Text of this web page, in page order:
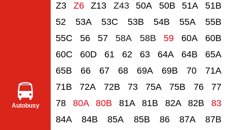
Autobusy
Z3 Z6 Z13 Z43 50A 50B 51A
51B
52
53A 53C 53B 54B 55A
55B
55C
56 57 58A 58B 59 60A
60B
60C
60D 61 62 63 64A 64B
65A
65B
66 67 68 69A 69B 70
71A
71B
72A 72B 73 75A 75B 76
77
78
80A 80B 81A 81B 82A 82B
83
84A
84B 85A 85B 86 87A
87B